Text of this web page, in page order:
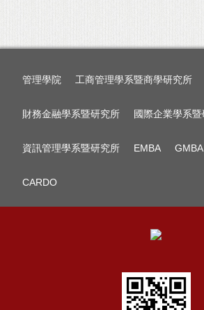
管理學院 工商管理學系暨商學研究所
財務金融學系暨研究所 國際企業學系
資訊管理學系暨研究所 EMBA GMBA
CARDO